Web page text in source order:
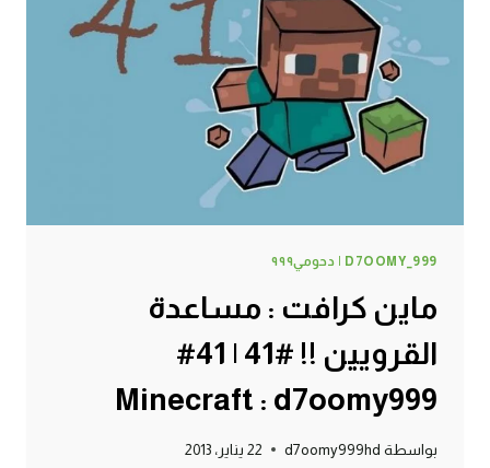
45#
MINECRAFT
:
D7OOMY999
D7OOMY_999 | دحومي٩٩٩
ماين كرافت : مساعدة
القرويين !! #41 | 41#
Minecraft : d7oomy999
بواسطة d7oomy999hd 22 يناير، 2013